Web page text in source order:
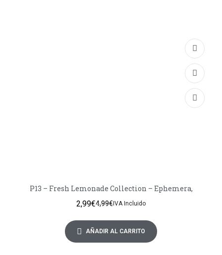
P13 – Fresh Lemonade Collection – Ephemera,
4,99€
2,99€ IVA Incluido
AÑADIR AL CARRITO